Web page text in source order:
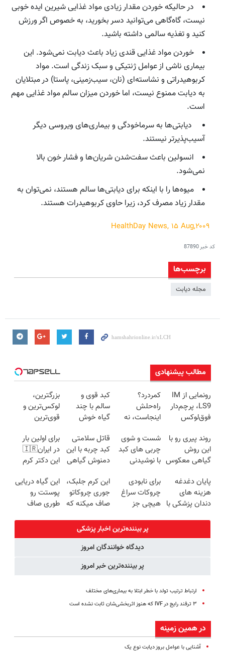
در حالیکه خوردن مقدار زیادی مواد غذایی شیرین ایده خوبی
نیست، گاه‌گاهی می‌توانید دسر بخورید، به خصوص اگر ورزش
کنید و تغذیه سالمی داشته باشید.
خوردن مواد غذایی قندی زیاد باعث دیابت نمی‌شود. این
بیماری ناشی از عوامل ژنتیکی و سبک زندگی است. مواد
کربوهیدراتی و نشاسته‌ای (نان، سیب‌زمینی، پاستا) در مبتلایان
به دیابت ممنوع نیست، اما خوردن میزان سالم مواد غذایی مهم
است.
دیابتی‌ها به سرماخودگی و بیماری‌های ویروسی دیگر
آسیب‌پذیرتر نیستند.
انسولین باعث سفت‌شدن شریان‌ها و فشار خون بالا
نمی‌شود.
میوه‌ها را با اینکه برای دیابتی‌ها سالم هستند، نمی‌توان به
مقدار زیاد مصرف کرد، زیرا حاوی کربوهیدرات هستند.
۲۰۰۹,HealthDay News, ۱۵ Aug
کد خبر87890
برچسب‌ها
مجله دیابت
مطالب پیشنهادی
رونمایی از IM
LS9، پرچم‌دار
فوق‌لوکس
ایران شد
کمردرد؟
راه‌حلش
اینجاست، نه
کبد قوی و
سالم با چند
گیاه خوش
بزرگترین،
لوکس‌ترین و
قوی‌ترین
EREV در در
ایران رونمایی
شد
روند پیری رو با
این روش
گیاهی معکوس
شست و شوی
چربی های کبد
با نوشیدنی
قاتل سلامتی
کبد چربه با این
دمنوش گیاهی
برای اولین بار
در ایران🇮🇷
این دکتر کرم
روزه ساخت!
پایان دغدغه
هزینه های
دندان پزشکی با
برای نابودی
چروکات سراغ
هیچی جز
نرو(تخفیف40%)
این کرم جلبک،
جوری چروکاتو
صاف میکنه که
کردی!(تخفیف
ویژه)
این گیاه دریایی
پوستت رو
طوری صاف
شدی🔥
پر بیننده‌ترین اخبار پزشکی
دیدگاه خوانندگان امروز
پر بیننده‌ترین خبر امروز
ارتباط ترتیب تولد با خطر ابتلا به بیماری‌های مختلف
۳ ترفند رایج در IVF که هنوز اثربخشی‌شان ثابت نشده است
در همین زمینه
آشنایی با عوامل بروز دیابت نوع یک